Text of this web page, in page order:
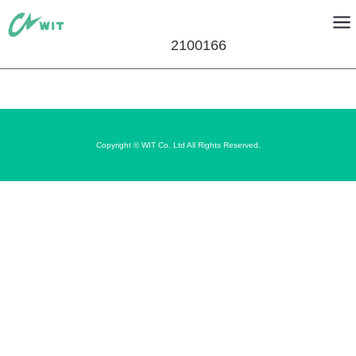
2100166
Copyright © WIT Co. Ltd All Rights Reserved.